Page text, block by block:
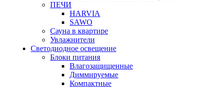
ПЕЧИ
HARVIA
SAWO
Сауна в квартире
Увлажнители
Светодиодное освещение
Блоки питания
Влагозащищенные
Диммируемые
Компактные